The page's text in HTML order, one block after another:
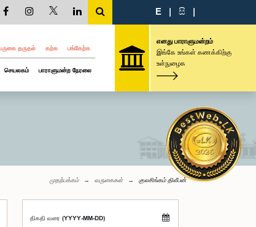
E | සි |
தருதல் கற்க பங்கேற்க
செயலகம் பாராளுமன்ற நேரலை
எனது பாராளுமன்றம்
இங்கே உங்கள் கணக்கிற்கு
உள்நுழைக
முதற்பக்கம் வருகைகள் குலசிங்கம் திலீபன்
திகதி வரை (YYYY-MM-DD)